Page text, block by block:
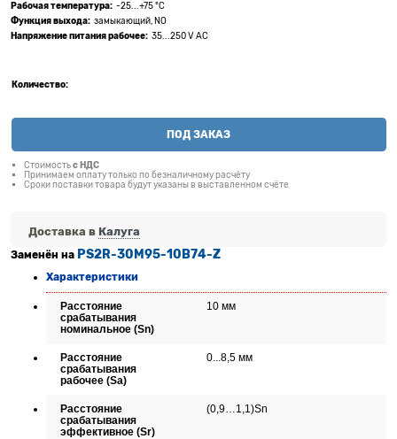
Рабочая температура: -25...+75 °C
Функция выхода: замыкающий, NO
Напряжение питания рабочее: 35...250 V AC
Количество:
ПОД ЗАКАЗ
Стоимостьс НДС
Принимаем оплату только по безналичному расчёту
Сроки поставки товара будут указаны в выставленном счёте
Доставка в Калуга
Заменён на PS2R-30M95-10B74-Z
Характеристики
Расстояние
срабатывания
номинальное (Sn)
10 мм
Расстояние
срабатывания
рабочее (Sa)
0...8,5 мм
Расстояние
срабатывания
эффективное (Sr)
(0,9…1,1)Sn